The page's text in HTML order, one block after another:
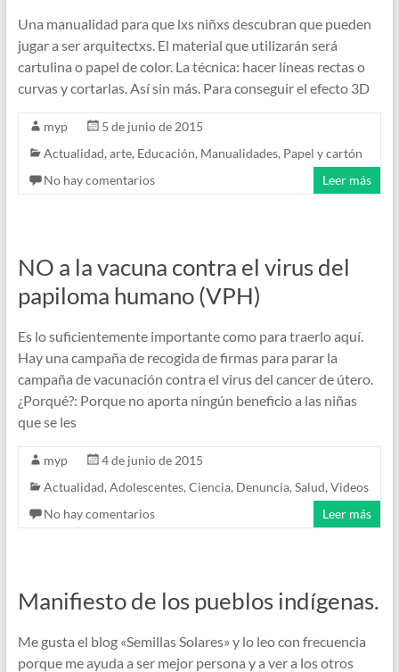
Una manualidad para que lxs niñxs descubran que pueden
jugar a ser arquitectxs. El material que utilizarán será
cartulina o papel de color. La técnica: hacer líneas rectas o
curvas y cortarlas. Así sin más. Para conseguir el efecto 3D
myp
5 de junio de 2015
Actualidad, arte, Educación, Manualidades, Papel y cartón
No hay comentarios
Leer más
NO a la vacuna contra el virus del
papiloma humano (VPH)
Es lo suficientemente importante como para traerlo aquí.
Hay una campaña de recogida de firmas para parar la
campaña de vacunación contra el virus del cancer de útero.
¿Porqué?: Porque no aporta ningún beneficio a las niñas
que se les
myp
4 de junio de 2015
Actualidad, Adolescentes, Ciencia, Denuncia, Salud, Videos
No hay comentarios
Leer más
Manifiesto de los pueblos indígenas.
Me gusta el blog «Semillas Solares» y lo leo con frecuencia
porque me ayuda a ser mejor persona y a ver a los otros